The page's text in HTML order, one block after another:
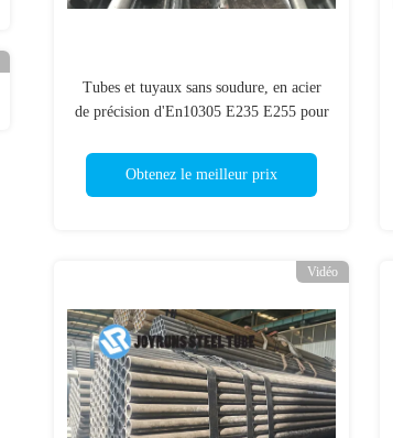
Tubes et tuyaux sans soudure, en acier
de précision d'En10305 E235 E255 pour
Obtenez le meilleur prix
Vidéo